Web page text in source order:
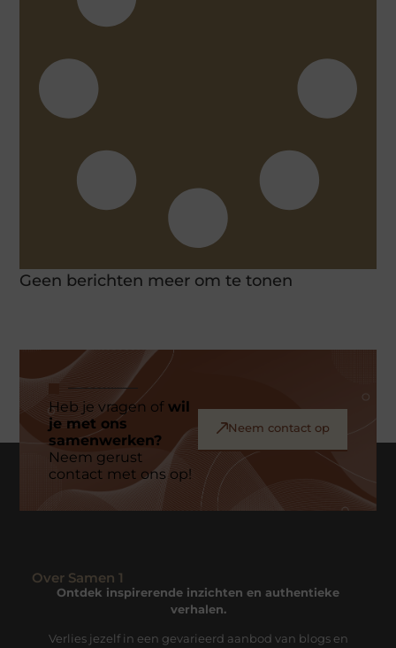
Geen berichten meer om te tonen
Heb je vragen ofwil
je met ons
samenwerken?
Neem gerust
contact met ons op!
Neem contact op
Over Samen 1
Ontdek inspirerende inzichten en authentieke
verhalen.
Verlies jezelf in een gevarieerd aanbod van blogs en